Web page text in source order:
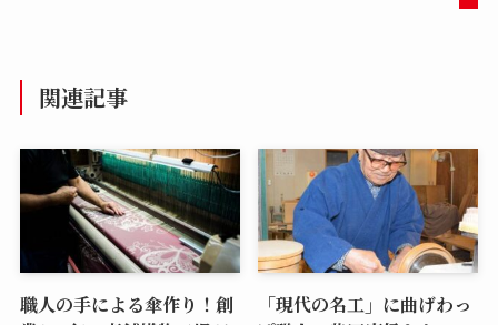
関連記事
職人の手による傘作り！創
「現代の名工」に曲げわっ